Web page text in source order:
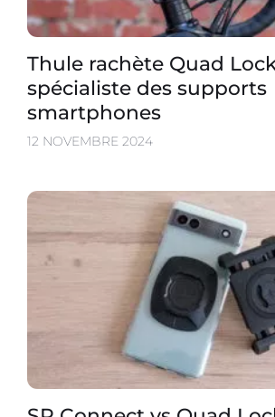
Thule rachète Quad
spécialiste des supports
smartphones
12 NOVEMBRE 2024